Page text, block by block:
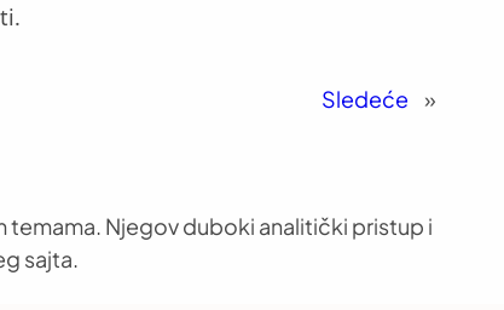
Sledeće »
temama. Njegov duboki analitički pristup i
sajta.